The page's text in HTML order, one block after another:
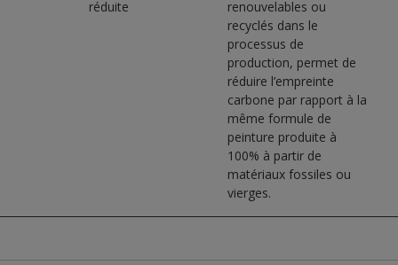
réduite
renouvelables ou
recyclés dans le
processus de
production, permet de
réduire l’empreinte
carbone par rapport à la
même formule de
peinture produite à
100% à partir de
matériaux fossiles ou
vierges.